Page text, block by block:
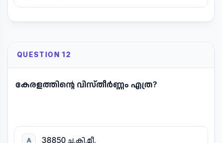
QUESTION 12
കേരളത്തിന്റെ വിസ്തീർണ്ണം എത്ര?
A 38850 ച.കി.മീ.